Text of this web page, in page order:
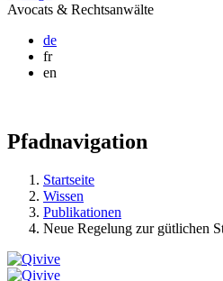
Avocats & Rechtsanwälte
de
fr
en
Pfadnavigation
Startseite
Wissen
Publikationen
Neue Regelung zur gütlichen